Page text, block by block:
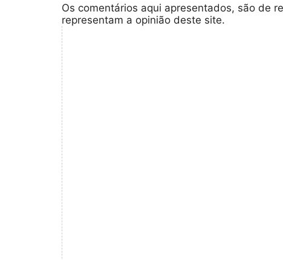
Os comentários aqui apresentados, são de
representam a opinião deste site.